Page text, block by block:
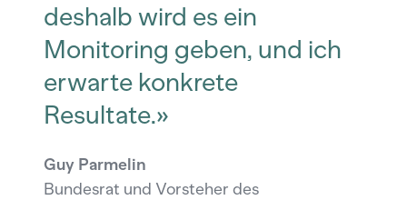
deshalb wird es ein
Monitoring geben, und ich
erwarte konkrete
Resultate.»
Guy Parmelin
Bundesrat und Vorsteher des